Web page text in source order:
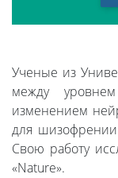
Ученые из
между
изменением
для шизофрении
Свою работу
«Nature».